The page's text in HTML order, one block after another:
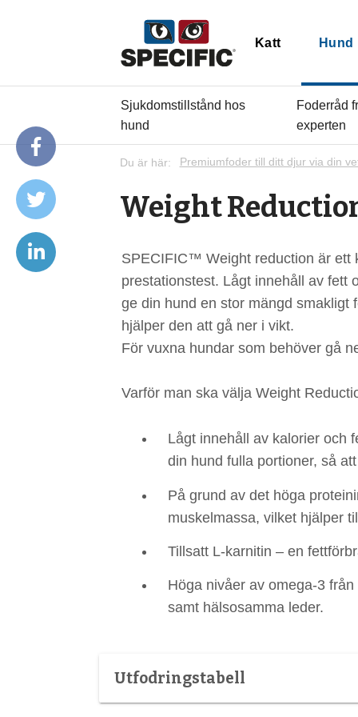
Katt Hund
Sjukdomstillstånd hos
hund
Foderråd
experten
Du är här: Premiumfoder till ditt djur via din
Weight
SPECIFIC™ Weight reduction är ett
prestationstest. Lågt innehåll av fett
ge din hund en stor mängd smakligt
hjälper den att gå ner i vikt.
För vuxna hundar som behöver gå
Varför man ska välja Weight
Lågt innehåll av kalorier och
din hund fulla portioner, så
På grund av det höga
muskelmassa, vilket hjälper
Tillsatt L-karnitin – en
Höga nivåer av omega-3
samt hälsosamma leder.
Utfodringstabell